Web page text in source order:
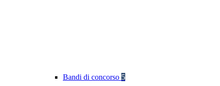
Bandi di concorso 5